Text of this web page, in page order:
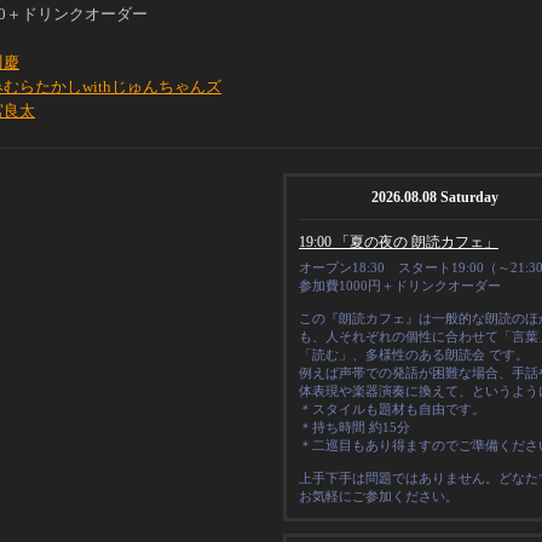
＋ドリンクオーダー
慶
むらたかしwithじゅんちゃんズ
良太
2026.08.08 Saturday
19:00 「夏の夜の 朗読カフェ」
オープン18:30 スタート19:00（～
参加費1000円＋ドリンクオーダー
この『朗読カフェ』は一般的な朗読のほ
も、人それぞれの個性に合わせて「言葉
「読む」、多様性のある朗読会 です。
例えば声帯での発語が困難な場合、手話
体表現や楽器演奏に換えて、というよう
＊スタイルも題材も自由です。
＊ 持ち時間 約15分
＊二巡目もあり得ますのでご準備くださ
上手下手は問題ではありません。どなた
お気軽にご参加ください。